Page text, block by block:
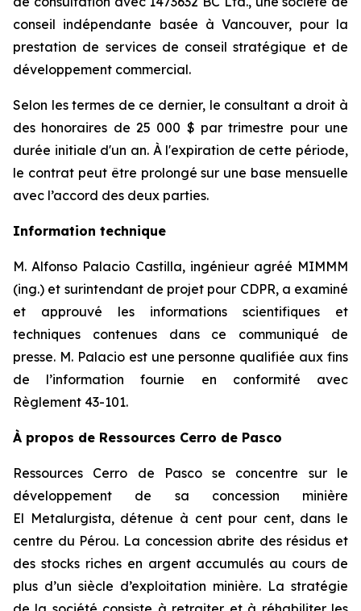
conseil indépendante basée à Vancouver, pour la
prestation de services de conseil stratégique et de
développement commercial.
Selon les termes de ce dernier, le consultant a droit à
des honoraires de 25 000 $ par trimestre pour une
durée initiale d'un an. À l'expiration de cette période,
le contrat peut être prolongé sur une base mensuelle
avec l’accord des deux parties.
Information technique
M. Alfonso Palacio Castilla, ingénieur agréé MIMMM
(ing.) et surintendant de projet pour CDPR, a examiné
et approuvé les informations scientifiques et
techniques contenues dans ce communiqué de
presse. M. Palacio est une personne qualifiée aux fins
de l’information fournie en conformité avec
Règlement 43-101.
À propos de Ressources Cerro de Pasco
Ressources Cerro de Pasco se concentre sur le
développement de sa concession minière
El Metalurgista, détenue à cent pour cent, dans le
centre du Pérou. La concession abrite des résidus et
des stocks riches en argent accumulés au cours de
plus d’un siècle d’exploitation minière. La stratégie